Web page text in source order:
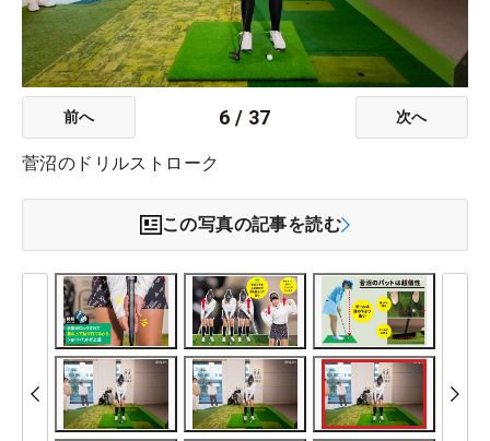
前へ 6 / 37 次へ
菅沼のドリルストローク
この写真の記事を読む